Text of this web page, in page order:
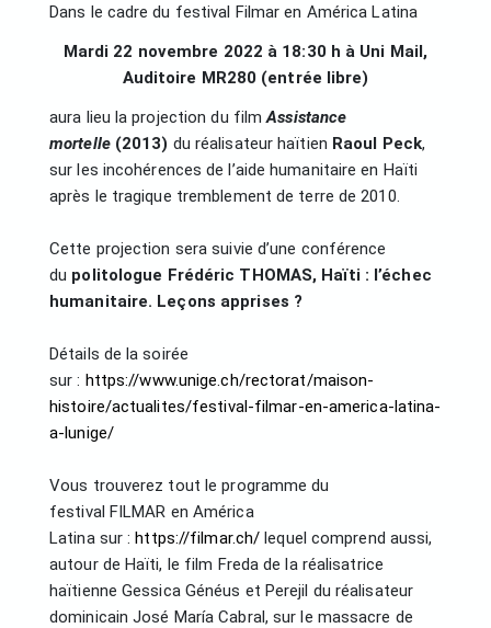
Dans le cadre du festival Filmar en América Latina
Mardi 22 novembre 2022 à 18:30 h à Uni Mail,
Auditoire MR280 (entrée libre)
aura lieu la projection du filmAssistance
mortelle(2013) du réalisateur haïtien Raoul Peck,
sur les incohérences de l’aide humanitaire en Haïti
après le tragique tremblement de terre de 2010.
Cette projection sera suivie d’une conférence
du politologue Frédéric THOMAS, Haïti : l’échec
humanitaire. Leçons apprises ?
Détails de la soirée
sur : https://www.unige.ch/rectorat/maison-
histoire/actualites/festival-filmar-en-america-latina-
a-lunige/
Vous trouverez tout le programme du
festival FILMAR en América
Latina sur :https://filmar.ch/ lequel comprend aussi,
autour de Haïti, le film Freda de la réalisatrice
haïtienne Gessica Généus et Perejil du réalisateur
dominicain José María Cabral, sur le massacre de